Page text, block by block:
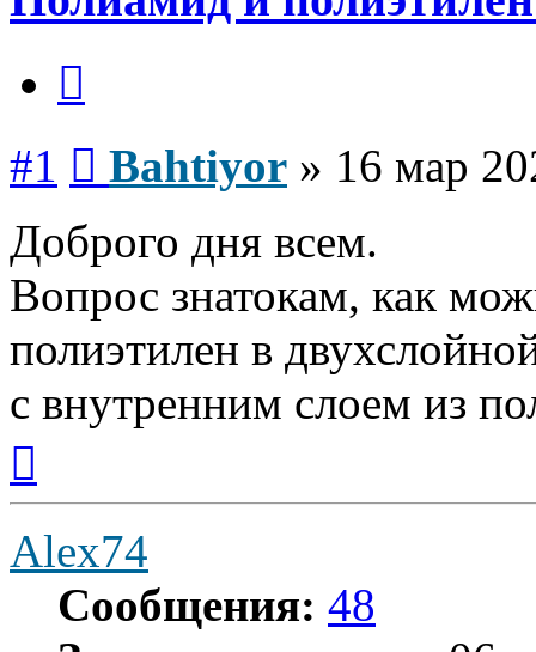
#1 Bahtiyor » 16 мар
Доброго дня всем.
Вопрос знатокам, как
полиэтилен в
с внутренним слоем из
началу
Alex74
Сообщения: 48